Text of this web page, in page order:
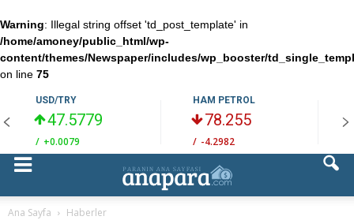
Warning: Illegal string offset 'td_post_template' in
/home/amoney/public_html/wp-
content/themes/Newspaper/includes/wp_booster/
on line 75
USD/TRY
47.5779
/ +0.0079
HAM PETROL
78.255
/ -4.2982
Ana Sayfa Haberler